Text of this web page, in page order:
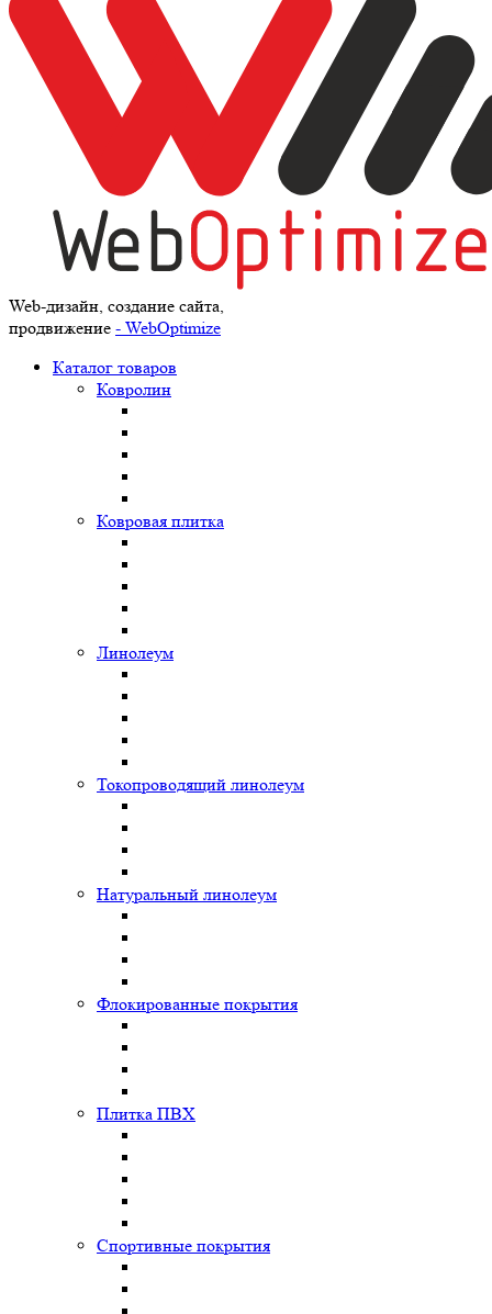
Web-дизайн, создание сайта,
продвижение - WebOptimize
Каталог товаров
Ковролин
Ковровая плитка
Линолеум
Токопроводящий линолеум
Натуральный линолеум
Флокированные покрытия
Плитка ПВХ
Спортивные покрытия